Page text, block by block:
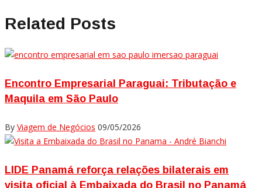
Related Posts
Encontro Empresarial Paraguai: Tributação e
Maquila em São Paulo
By Viagem de Negócios 09/05/2026
LIDE Panamá reforça relações bilaterais em
visita oficial à Embaixada do Brasil no Panamá